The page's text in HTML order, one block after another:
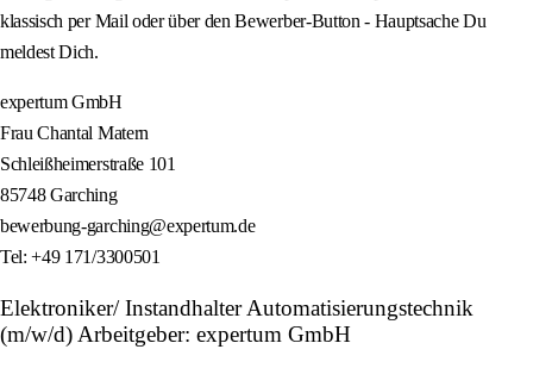
klassisch per Mail oder über den Bewerber-Button - Hauptsache Du
meldest Dich.
expertum GmbH
Frau Chantal Matern
Schleißheimerstraße 101
85748 Garching
bewerbung-garching@expertum.de
Tel: +49 171/3300501
Elektroniker/ Instandhalter Automatisierungstechnik
(m/w/d) Arbeitgeber: expertum GmbH